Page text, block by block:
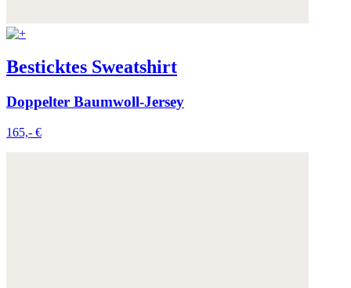
Besticktes Sweatshirt
Doppelter Baumwoll-Jersey
165,- €